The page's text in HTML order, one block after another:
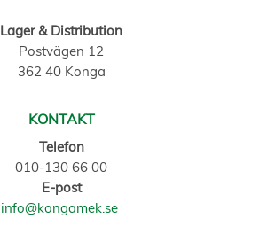
Lager & Distribution
Postvägen 12
362 40 Konga
KONTAKT
Telefon
010-130 66 00
E-post
info@kongamek.se